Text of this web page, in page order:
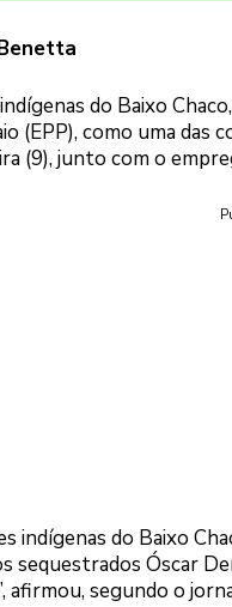
do Baixo
(EPP), como uma
(9), junto com o
indígenas do Baixo
sequestrados Óscar
afirmou, segundo o